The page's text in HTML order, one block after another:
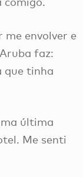
me envolver e
faz:
que tinha
última
Me senti